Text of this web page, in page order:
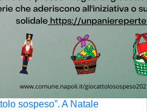
sospeso”. A Natale